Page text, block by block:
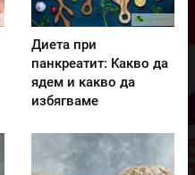
Диета при
панкреатит: Kакво да
ядем и какво да
избягваме